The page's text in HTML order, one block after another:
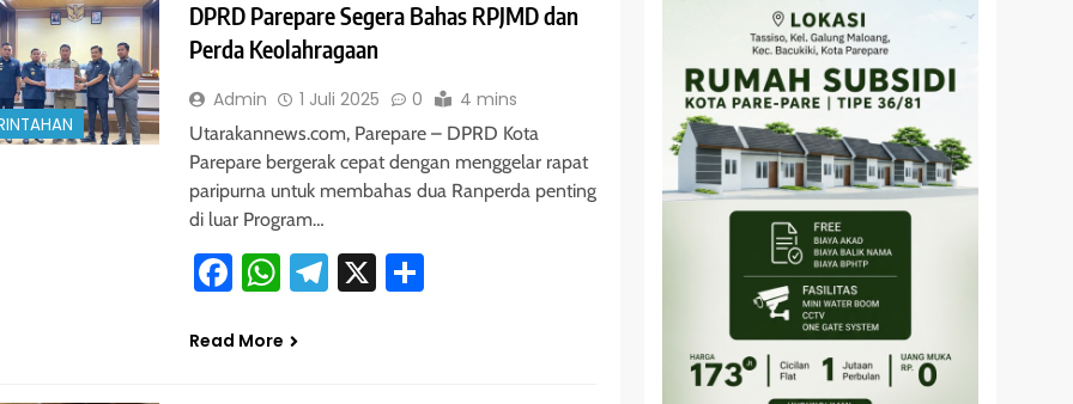
DPRD Parepare Segera Bahas RPJMD dan
Perda Keolahragaan
Admin 1 Juli 2025 0 4 mins
Utarakannews.com, Parepare – DPRD Kota
Parepare bergerak cepat dengan menggelar rapat
paripurna untuk membahas dua Ranperda penting
di luar Program…
Facebook
WhatsApp
Telegram
X Share
Read More